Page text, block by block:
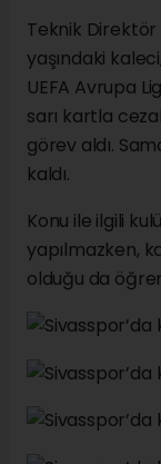
Teknik Direktör
yaşındaki
UEFA Avrupa
sarı kartla
görev aldı.
kaldı.
Konu ile ilgili
yapılmazken,
olduğu da